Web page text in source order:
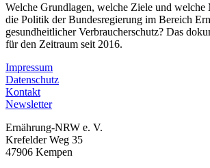
Welche Grundlagen, welche Ziele und welche
die Politik der Bundesregierung im Bereich
gesundheitlicher Verbraucherschutz? Das
für den Zeitraum seit 2016.
Impressum
Datenschutz
Kontakt
Newsletter
Ernährung-NRW e. V.
Krefelder Weg 35
47906 Kempen